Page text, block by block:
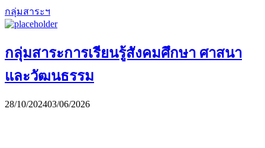
กลุ่มสาระฯ
กลุ่มสาระการเรียนรู้สังคมศึกษา ศาสนา
และวัฒนธรรม
28/10/202403/06/2026